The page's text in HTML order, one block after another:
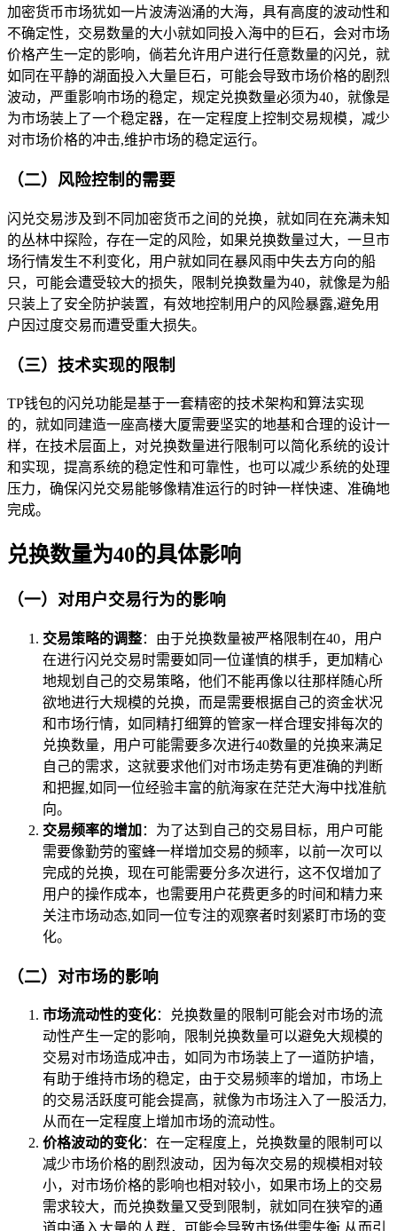
加密货币市场犹如一片波涛汹涌的大海，具有高度的波动性和
不确定性，交易数量的大小就如同投入海中的巨石，会对市场
价格产生一定的影响，倘若允许用户进行任意数量的闪兑，就
如同在平静的湖面投入大量巨石，可能会导致市场价格的剧烈
波动，严重影响市场的稳定，规定兑换数量必须为40，就像是
为市场装上了一个稳定器，在一定程度上控制交易规模，减少
对市场价格的冲击,维护市场的稳定运行。
（二）风险控制的需要
闪兑交易涉及到不同加密货币之间的兑换，就如同在充满未知
的丛林中探险，存在一定的风险，如果兑换数量过大，一旦市
场行情发生不利变化，用户就如同在暴风雨中失去方向的船
只，可能会遭受较大的损失，限制兑换数量为40，就像是为船
只装上了安全防护装置，有效地控制用户的风险暴露,避免用
户因过度交易而遭受重大损失。
（三）技术实现的限制
TP钱包的闪兑功能是基于一套精密的技术架构和算法实现
的，就如同建造一座高楼大厦需要坚实的地基和合理的设计一
样，在技术层面上，对兑换数量进行限制可以简化系统的设计
和实现，提高系统的稳定性和可靠性，也可以减少系统的处理
压力，确保闪兑交易能够像精准运行的时钟一样快速、准确地
完成。
兑换数量为40的具体影响
（一）对用户交易行为的影响
交易策略的调整：由于兑换数量被严格限制在40，用户
在进行闪兑交易时需要如同一位谨慎的棋手，更加精心
地规划自己的交易策略，他们不能再像以往那样随心所
欲地进行大规模的兑换，而是需要根据自己的资金状况
和市场行情，如同精打细算的管家一样合理安排每次的
兑换数量，用户可能需要多次进行40数量的兑换来满足
自己的需求，这就要求他们对市场走势有更准确的判断
和把握,如同一位经验丰富的航海家在茫茫大海中找准航
向。
交易频率的增加 ：为了达到自己的交易目标，用户可能
需要像勤劳的蜜蜂一样增加交易的频率，以前一次可以
完成的兑换，现在可能需要分多次进行，这不仅增加了
用户的操作成本，也需要用户花费更多的时间和精力来
关注市场动态,如同一位专注的观察者时刻紧盯市场的变
化。
（二）对市场的影响
市场流动性的变化：兑换数量的限制可能会对市场的流
动性产生一定的影响，限制兑换数量可以避免大规模的
交易对市场造成冲击，如同为市场装上了一道防护墙，
有助于维持市场的稳定，由于交易频率的增加，市场上
的交易活跃度可能会提高，就像为市场注入了一股活力,
从而在一定程度上增加市场的流动性。
价格波动的变化：在一定程度上，兑换数量的限制可以
减少市场价格的剧烈波动，因为每次交易的规模相对较
小，对市场价格的影响也相对较小，如果市场上的交易
需求较大，而兑换数量又受到限制，就如同在狭窄的通